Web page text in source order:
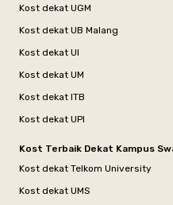
Kost dekat UGM
Kost dekat UB Malang
Kost dekat UI
Kost dekat UM
Kost dekat ITB
Kost dekat UPI
Kost Terbaik Dekat Kampus
Kost dekat Telkom University
Kost dekat UMS